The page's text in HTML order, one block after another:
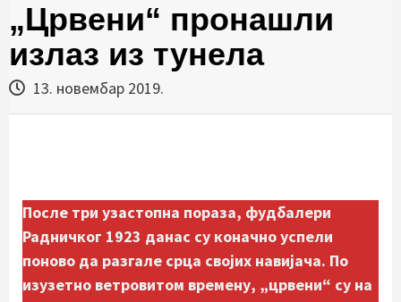
„Црвени“ пронашли
излаз из тунела
13. новембар 2019.
После три узастопна пораза, фудбалери
Радничког 1923 данас су коначно успели
поново да разгале срца својих навијача. По
изузетно ветровитом времену, „црвени“ су на